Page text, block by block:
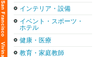
インテリア・設備
イベント・スポーツ・
ホテル
健康・医療
教育・家庭教師